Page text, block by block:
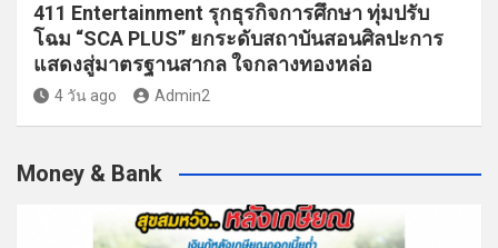
411 Entertainment รุกธุรกิจการศึกษา ทุ่มปรับ
โฉม “SCA PLUS” ยกระดับสถาบันสอนศิลปะการ
แสดงสู่มาตรฐานสากล ใจกลางทองหล่อ
4 วัน ago Admin2
Money & Bank